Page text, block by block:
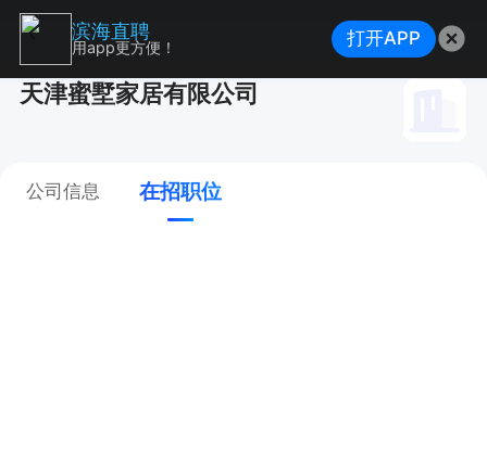
天津蜜墅家居有限公司
公司信息 在招职位
滨海直聘
用app更方便！ 打开APP